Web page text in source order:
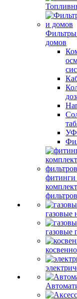
Фильтры
домов
фитинги
фильтров
газовые
газовые